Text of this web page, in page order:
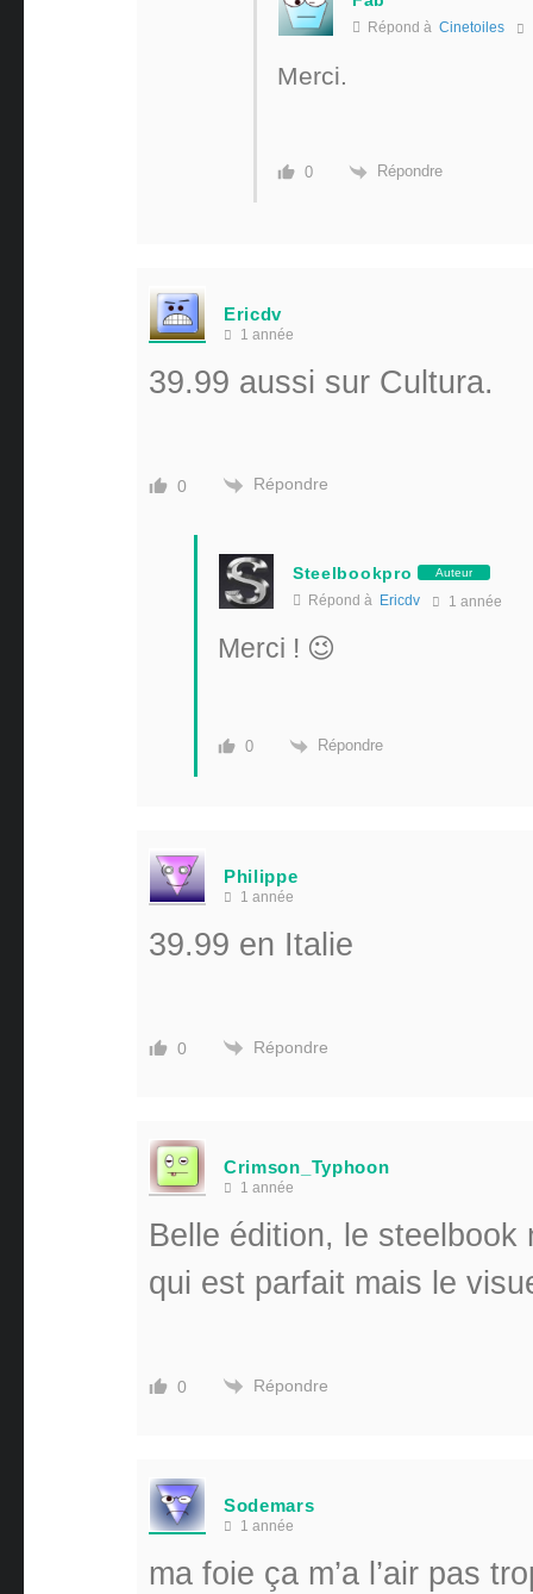
Répond à Cinetoiles
Merci.
0 Répondre
Ericdv
1 année
39.99 aussi sur Cultura.
0 Répondre
Steelbookpro Auteur
Répond à Ericdv 1 année
Merci ! 😉
0 Répondre
Philippe
1 année
39.99 en Italie
0 Répondre
Crimson_Typhoon
1 année
Belle édition, le
qui est parfait mais le
0 Répondre
Sodemars
1 année
ma foie ça m’a l’air pas